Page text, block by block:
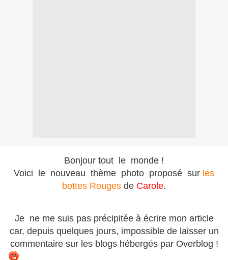
Bonjour tout le monde !
Voici le nouveau thème photo proposé sur les
bottes Rouges de Carole.
Je ne me suis pas précipitée à écrire mon article
car, depuis quelques jours, impossible de laisser un
commentaire sur les blogs hébergés par Overblog !